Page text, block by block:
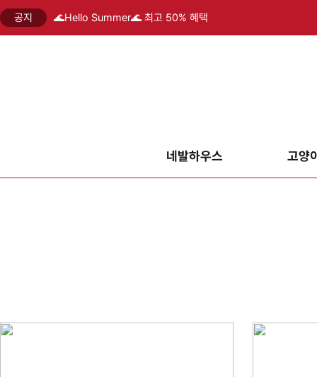
공지 🌊Hello Summer🌊 최고 50% 혜택
네발하우스 고양